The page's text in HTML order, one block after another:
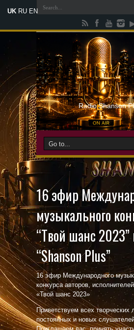
Radio Shanson
16 эфир
музыкального
“Твой шанс
“Shanson Plus”
16 эфир Международного
конкурса авторов,
«Твой шанс 2023»
Приветствуем всех
постоянных и новых
UK RU EN